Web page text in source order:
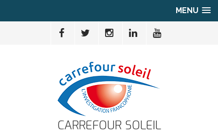
MENU
CARREFOUR SOLEIL